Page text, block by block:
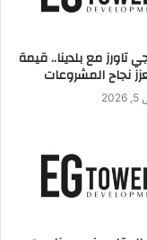
الدولار الأمريكي
و15.74 جنيه للبيع، وفقًا لأحدث مؤشرات
تاورز مع بلدينا.. قيمة
نجاح المشروعات